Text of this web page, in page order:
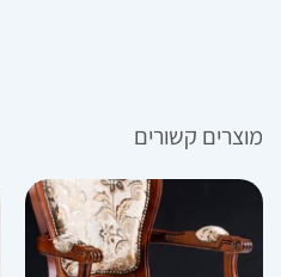
מוצרים קשורים